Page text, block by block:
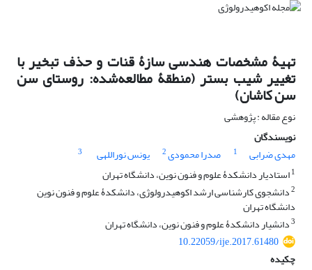
تهیۀ مشخصات هندسی سازۀ قنات و حذف تبخیر با
تغییر شیب بستر (منطقۀ مطالعه‌شده: روستای سن‏
سن کاشان)
نوع مقاله : پژوهشی
نویسندگان
مهدی ضرابی
1 صدرا محمودی2 یونس نوراللهی
3
1استادیار دانشکدۀ علوم و فنون نوین، دانشگاه تهران
2دانشجوی کارشناسی ارشد اکوهیدرولوژی، دانشکدۀ علوم و فنون نوین
دانشگاه تهران
3دانشیار دانشکدۀ علوم و فنون نوین، دانشگاه تهران
10.22059/ije.2017.61480
چکیده